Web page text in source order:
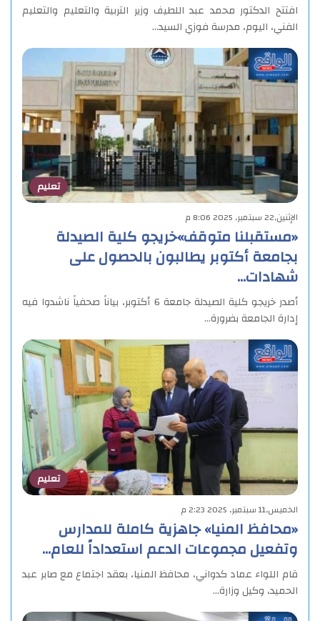
افتتح الدكتور محمد عبد اللطيف وزير التربية والتعليم والتعليم
الفني، اليوم، مدرسة فوزي السيد…
تعليم
الإثنين,22 سبتمبر, 2025 8:06 م
«مستقبلنا متوقف»خريجو كلية الصيدلة
بجامعة أكتوبر يطالبون بالحصول على
شهادات…
أصدر خريجو كلية الصيدلة جامعة 6 أكتوبر، بياناً صحفياً ناشدوا فيه
إدارة الجامعة بضرورة…
تعليم
الخميس,11 سبتمبر, 2025 2:23 م
«محافظ المنيا» جاهزية كاملة للمدارس
وتفعيل مجموعات الدعم استعداداً للعام…
قام اللواء عماد كدواني، محافظ المنيا، بعقد اجتماع مع صابر عبد
الحميد، وكيل وزارة…